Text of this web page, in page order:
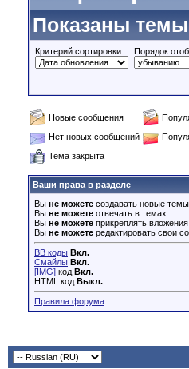
Показаны темы
Критерий сортировки Порядок
Новые сообщения
Нет новых сообщений
Тема закрыта
Ваши права в разделе
Вы не можете создавать новые темы
Вы не можете отвечать в темах
Вы не можете прикреплять вложения
Вы не можете редактировать свои
BB коды Вкл.
Смайлы Вкл.
[IMG] код Вкл.
HTML код Выкл.
Правила форума